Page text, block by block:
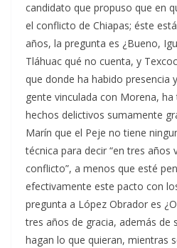
candidato que propuso que en
el conflicto de Chiapas; éste
años, la pregunta es ¿Bueno,
Tláhuac qué no cuenta, y
que donde ha habido presencia
gente vinculada con Morena,
hechos delictivos sumamente
Marín que el Peje no tiene
técnica para decir “en tres años
conflicto”, a menos que esté
efectivamente este pacto con
pregunta a López Obrador es
tres años de gracia, además de
hagan lo que quieran, mientras